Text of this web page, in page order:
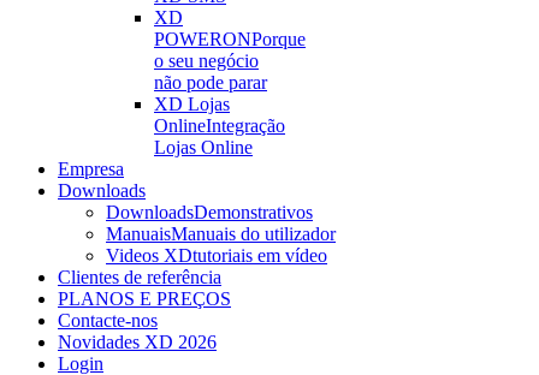
XD
POWERONPorque
o seu negócio
não pode parar
XD Lojas
OnlineIntegração
Lojas Online
Empresa
Downloads
DownloadsDemonstrativos
ManuaisManuais do utilizador
Videos XDtutoriais em vídeo
Clientes de referência
PLANOS E PREÇOS
Contacte-nos
Novidades XD 2026
Login